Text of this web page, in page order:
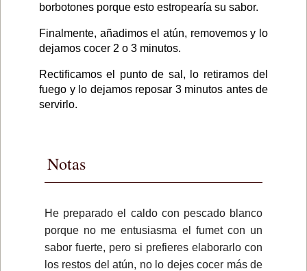
borbotones porque esto estropearía su sabor.
Finalmente, añadimos el atún, removemos y lo
dejamos cocer 2 o 3 minutos.
Rectificamos el punto de sal, lo retiramos del
fuego y lo dejamos reposar 3 minutos antes de
servirlo.
Notas
He preparado el caldo con pescado blanco
porque no me entusiasma el fumet con un
sabor fuerte, pero si prefieres elaborarlo con
los restos del atún, no lo dejes cocer más de